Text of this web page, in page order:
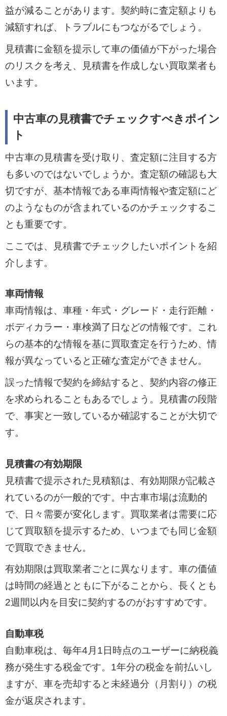
益が減ることがあります。契約時に査定額よりも
減額すれば、トラブルにもつながるでしょう。
見積書に金額を提示して車の価値が下がった場合
のリスクを考え、見積書を作成しない買取業者も
います。
中古車の見積書でチェックすべきポイン
ト
中古車の見積書を受け取り、査定額に注目する方
も多いのではないでしょうか。査定額の確認も大
切ですが、基本情報である車両情報や査定額にど
のようなものが含まれているのかチェックするこ
とも重要です。
ここでは、見積書でチェックしたいポイントを紹
介します。
車両情報
車両情報は、車種・年式・グレード・走行距離・
ボディカラー・車検満了日などの情報です。これ
らの基本的な情報を基に買取査定を行うため、情
報が異なっていると正確な査定ができません。
誤った情報で契約を締結すると、契約内容の修正
を求められることもあるでしょう。見積書の段階
で、事実と一致しているか確認することが大切で
す。
見積書の有効期限
見積書で提示された見積額は、有効期限が記載さ
れているのが一般的です。中古車市場は流動的
で、日々需要が変化します。買取業者は需要に応
じて買取額を提示するため、いつまでも同じ金額
で買取できません。
有効期限は買取業者ごとに異なります。車の価値
は時間の経過とともに下がることから、長くとも
2週間以内を目安に契約するのがおすすめです。
自動車税
自動車税は、毎年4月1日時点のユーザーに納税義
務が発生する税金です。1年分の税金を前払いし
ますが、車を売却すると未経過分（月割り）の税
金が返戻されます。